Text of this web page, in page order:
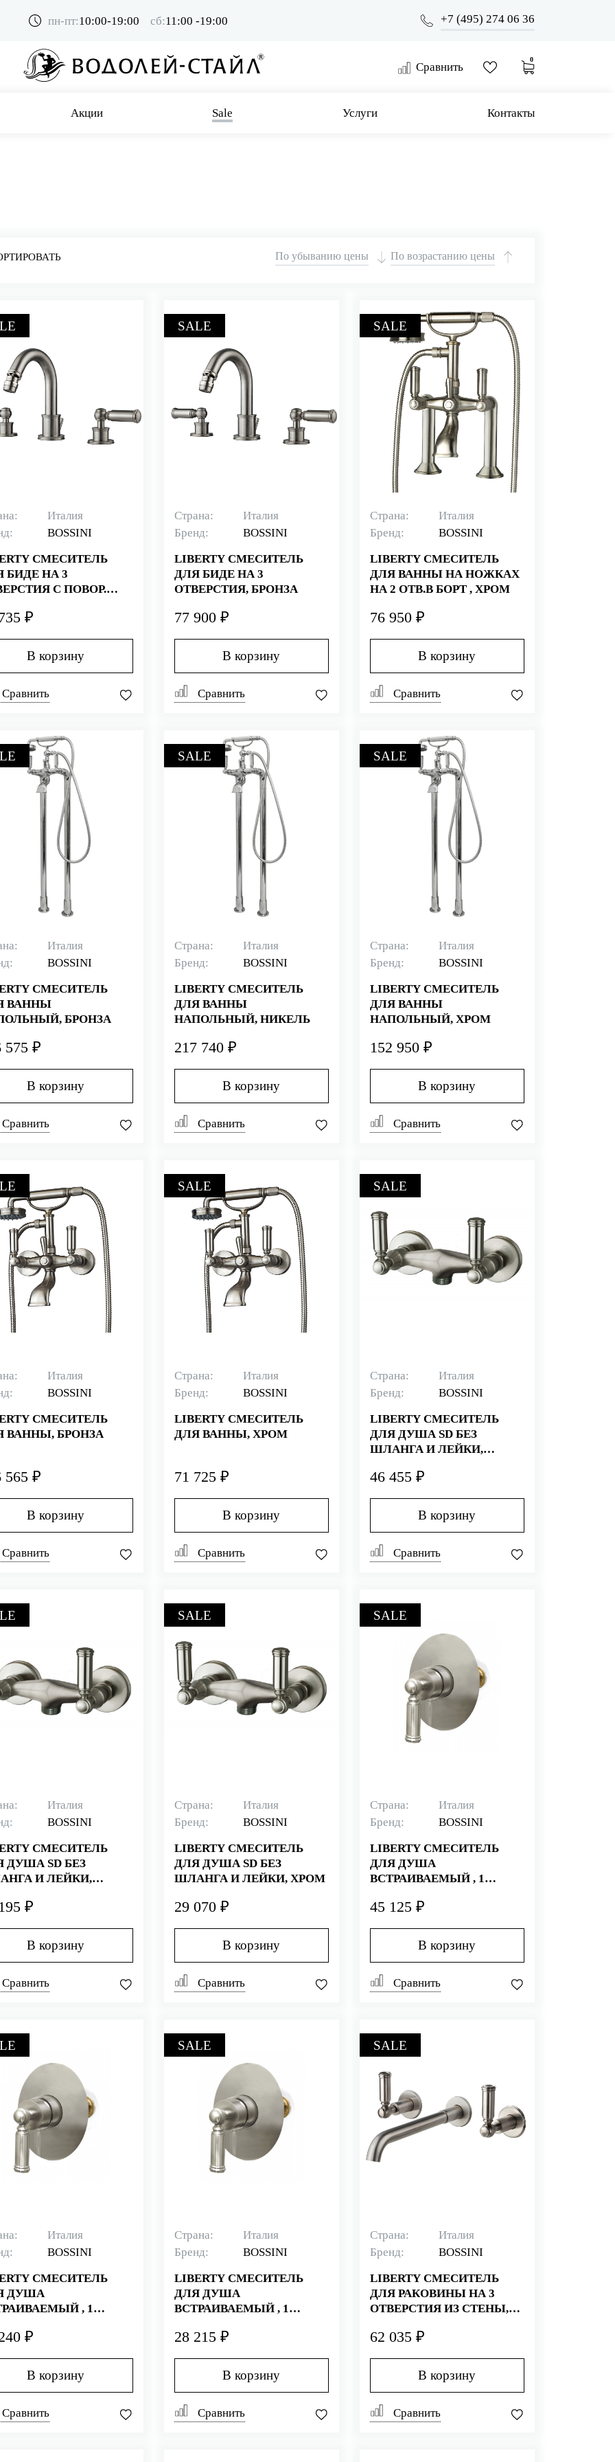
пн-пт:10:00-19:00 сб:11:00 -19:00 +7 (495) 274 06 36
Сравнить
0
Акции Sale Услуги Контакты
По убыванию цены По возрастанию цены
Италия
BOSSINI
СМЕСИТЕЛЬ
БИДЕ НА 3
С ПОВОР.
₽
В корзину
Сравнить
SALE
Страна:
Италия
Бренд:
BOSSINI
LIBERTY СМЕСИТЕЛЬ
ДЛЯ БИДЕ НА 3
ОТВЕРСТИЯ, БРОНЗА
77 900 ₽
В корзину
Сравнить
SALE
Страна:
Италия
Бренд:
BOSSINI
LIBERTY СМЕСИТЕЛЬ
ДЛЯ ВАННЫ НА НОЖКАХ
НА 2 ОТВ.В БОРТ , ХРОМ
76 950 ₽
В корзину
Сравнить
Италия
BOSSINI
СМЕСИТЕЛЬ
ВАННЫ
БРОНЗА
575 ₽
В корзину
Сравнить
SALE
Страна:
Италия
Бренд:
BOSSINI
LIBERTY СМЕСИТЕЛЬ
ДЛЯ ВАННЫ
НАПОЛЬНЫЙ, НИКЕЛЬ
217 740 ₽
В корзину
Сравнить
SALE
Страна:
Италия
Бренд:
BOSSINI
LIBERTY СМЕСИТЕЛЬ
ДЛЯ ВАННЫ
НАПОЛЬНЫЙ, ХРОМ
152 950 ₽
В корзину
Сравнить
Италия
BOSSINI
СМЕСИТЕЛЬ
ВАННЫ, БРОНЗА
565 ₽
В корзину
Сравнить
SALE
Страна:
Италия
Бренд:
BOSSINI
LIBERTY СМЕСИТЕЛЬ
ДЛЯ ВАННЫ, ХРОМ
71 725 ₽
В корзину
Сравнить
SALE
Страна:
Италия
Бренд:
BOSSINI
LIBERTY СМЕСИТЕЛЬ
ДЛЯ ДУША SD БЕЗ
ШЛАНГА И ЛЕЙКИ,
46 455 ₽
В корзину
Сравнить
Италия
BOSSINI
СМЕСИТЕЛЬ
ДУША SD БЕЗ
И ЛЕЙКИ,
₽
В корзину
Сравнить
SALE
Страна:
Италия
Бренд:
BOSSINI
LIBERTY СМЕСИТЕЛЬ
ДЛЯ ДУША SD БЕЗ
ШЛАНГА И ЛЕЙКИ, ХРОМ
29 070 ₽
В корзину
Сравнить
SALE
Страна:
Италия
Бренд:
BOSSINI
LIBERTY СМЕСИТЕЛЬ
ДЛЯ ДУША
ВСТРАИВАЕМЫЙ , 1
45 125 ₽
В корзину
Сравнить
Италия
BOSSINI
СМЕСИТЕЛЬ
ДУША
, 1
₽
В корзину
Сравнить
SALE
Страна:
Италия
Бренд:
BOSSINI
LIBERTY СМЕСИТЕЛЬ
ДЛЯ ДУША
ВСТРАИВАЕМЫЙ , 1
28 215 ₽
В корзину
Сравнить
SALE
Страна:
Италия
Бренд:
BOSSINI
LIBERTY СМЕСИТЕЛЬ
ДЛЯ РАКОВИНЫ НА 3
ОТВЕРСТИЯ ИЗ СТЕНЫ,
62 035 ₽
В корзину
Сравнить